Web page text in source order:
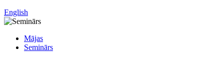
English
Mājas
Seminārs